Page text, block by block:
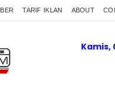
TARIF IKLAN ABOUT
Kamis,